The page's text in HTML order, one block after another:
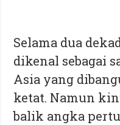
Selama dua
dikenal sebagai
Asia yang
ketat. Namun
balik angka